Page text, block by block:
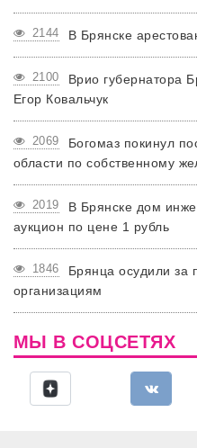
2144 В Брянске
2100
Врио губернатора
Егор Ковальчук
2069
Богомаз покинул
области по собственному
2019
В Брянске дом
аукцион по цене 1 рубль
1846
Брянца осудили за
организациям
МЫ В СОЦСЕТЯХ